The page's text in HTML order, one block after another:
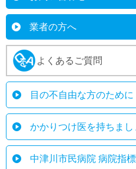
業者の方へ
よくあるご質問
目の不自由な方のために
かかりつけ医を持ちまし
中津川市民病院 病院指標